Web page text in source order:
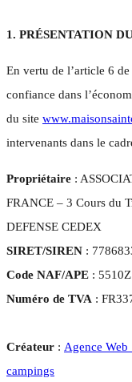
1. PRÉSENTATION
En vertu de l’article 6
confiance dans
du site
intervenants dans le
Propriétaire :
FRANCE – 3 Cours du
DEFENSE CEDEX
SIRET/SIREN :
Code NAF/APE : 5510Z
Numéro de TVA :
Créateur : Agence Web
campings